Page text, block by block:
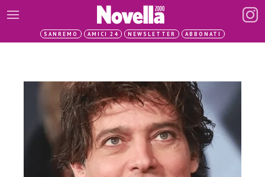
SANREMO AMICI 24 NEWSLETTER ABBONATI